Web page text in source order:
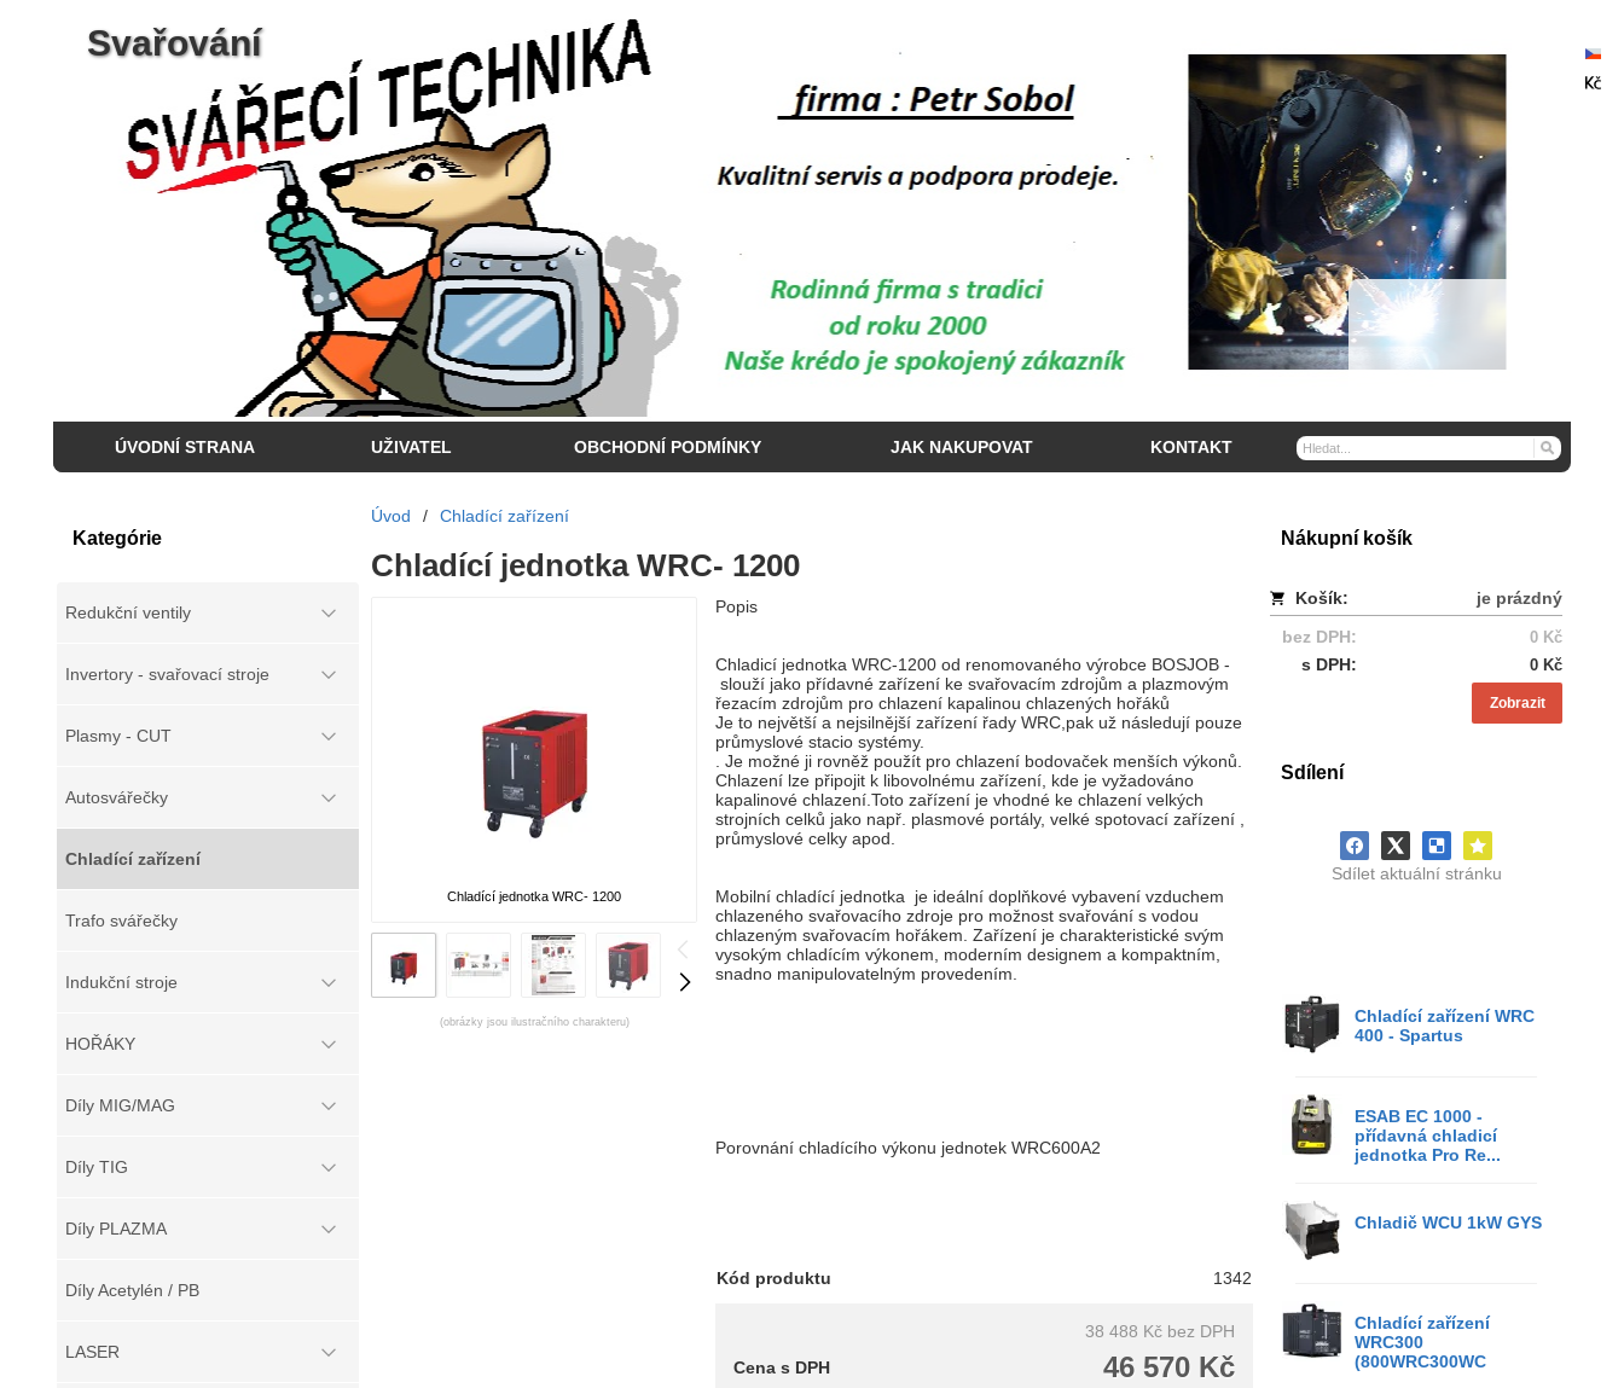
Svařování
ÚVODNÍ STRANA UŽIVATEL OBCHODNÍ PODMÍNKY JAK NAKUPOVAT KONTAKT
Nákupní košík
Košík:
je prázdný
bez DPH:
0 Kč
s DPH: 0 Kč
Zobrazit
Sdílení
Sdílet aktuální stránku
Chladící zařízení WRC
400 - Spartus
ESAB EC 1000 -
přídavná chladicí
jednotka Pro Re...
Chladič WCU 1kW GYS
Chladící zařízení
WRC300
(800WRC300WC
Kategórie
Redukční ventily
Invertory - svařovací stroje
Plasmy - CUT
Autosvářečky
Chladící zařízení
Trafo svářečky
Indukční stroje
HOŘÁKY
Díly MIG/MAG
Díly TIG
Díly PLAZMA
Díly Acetylén / PB
LASER
Úvod / Chladící zařízení
Chladící jednotka WRC- 1200
Chladící jednotka WRC- 1200
(obrázky jsou ilustračního charakteru)
Popis
Chladicí jednotka WRC-1200 od renomovaného výrobce BOSJOB -
slouží jako přídavné zařízení ke svařovacím zdrojům a plazmovým
řezacím zdrojům pro chlazení kapalinou chlazených hořáků
Je to největší a nejsilnější zařízení řady WRC,pak už následují pouze
průmyslové stacio systémy.
. Je možné ji rovněž použít pro chlazení bodovaček menších výkonů.
Chlazení lze připojit k libovolnému zařízení, kde je vyžadováno
kapalinové chlazení.Toto zařízení je vhodné ke chlazení velkých
strojních celků jako např. plasmové portály, velké spotovací zařízení ,
průmyslové celky apod.
Mobilní chladící jednotka je ideální doplňkové vybavení vzduchem
chlazeného svařovacího zdroje pro možnost svařování s vodou
chlazeným svařovacím hořákem. Zařízení je charakteristické svým
vysokým chladícím výkonem, moderním designem a kompaktním,
snadno manipulovatelným provedením.
Porovnání chladícího výkonu jednotek WRC600A2
Kód produktu 1342
38 488 Kč bez DPH
46 570 Kč
Cena s DPH